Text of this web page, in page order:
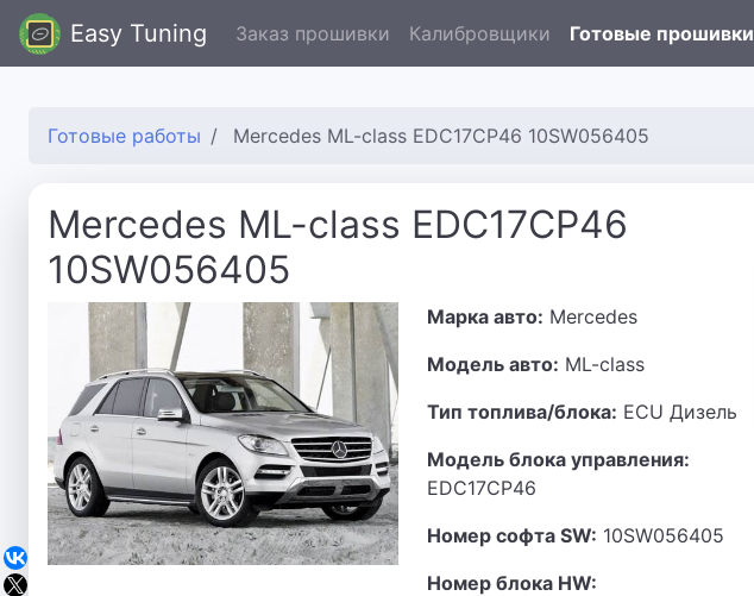
Easy Tuning Заказ прошивки Калибровщики Готовые прошивки
Готовые работы Mercedes ML-class EDC17CP46 10SW056405
Mercedes ML-class EDC17CP46
10SW056405
Марка авто: Mercedes
Модель авто: ML-class
Тип топлива/блока: ECU Дизель
Модель блока управления:
EDC17CP46
Номер софта SW: 10SW056405
Номер блока HW: